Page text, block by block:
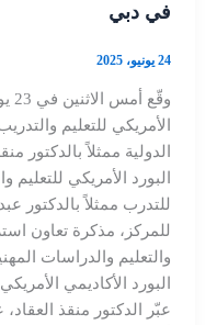
في دبي
24 يونيو، 2025
الأمريكي للتعليم
الدولية ممثلاً بالدكتور
البورد الأمريكي
للتدرب ممثلاً بالدكتور
للمركز، مذكرة تعاون
والتعليم والدراسات
البورد الأكاديمي
عبّر الدكتور منقذ